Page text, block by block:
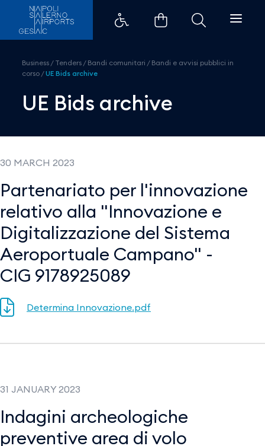
UE Bids archive - Aeroporti di
Business / Tenders / Bandi comunitari / Bandi e avvisi pubblici in
corso /UE Bids archive
UE Bids archive
30 MARCH 2023
Partenariato per l'innovazione
relativo alla "Innovazione e
Digitalizzazione del Sistema
Aeroportuale Campano" -
CIG 9178925089
Determina Innovazione.pdf
31 JANUARY 2023
Indagini archeologiche
preventive area di volo